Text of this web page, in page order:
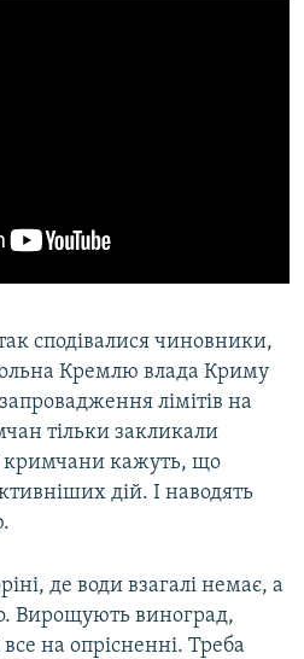
сподівалися чиновники,
Кремлю влада Криму
лімітів на
тільки закликали
кримчани кажуть, що
дій. І наводять
де води взагалі немає, а
Вирощують виноград,
на опрісненні. Треба